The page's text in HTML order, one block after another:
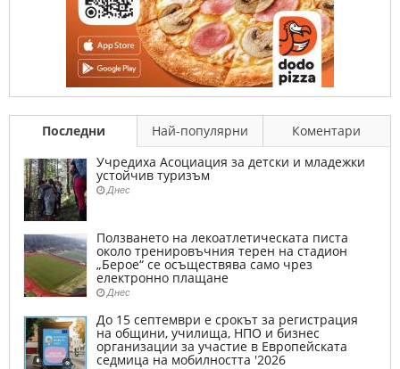
Последни Най-популярни
Коментари
Учредиха Асоциация за детски и младежки
устойчив туризъм
Днес
Ползването на лекоатлетическата писта
около тренировъчния терен на стадион
„Берое“ се осъществява само чрез
електронно плащане
Днес
До 15 септември е срокът за регистрация
на общини, училища, НПО и бизнес
организации за участие в Европейската
седмица на мобилността '2026